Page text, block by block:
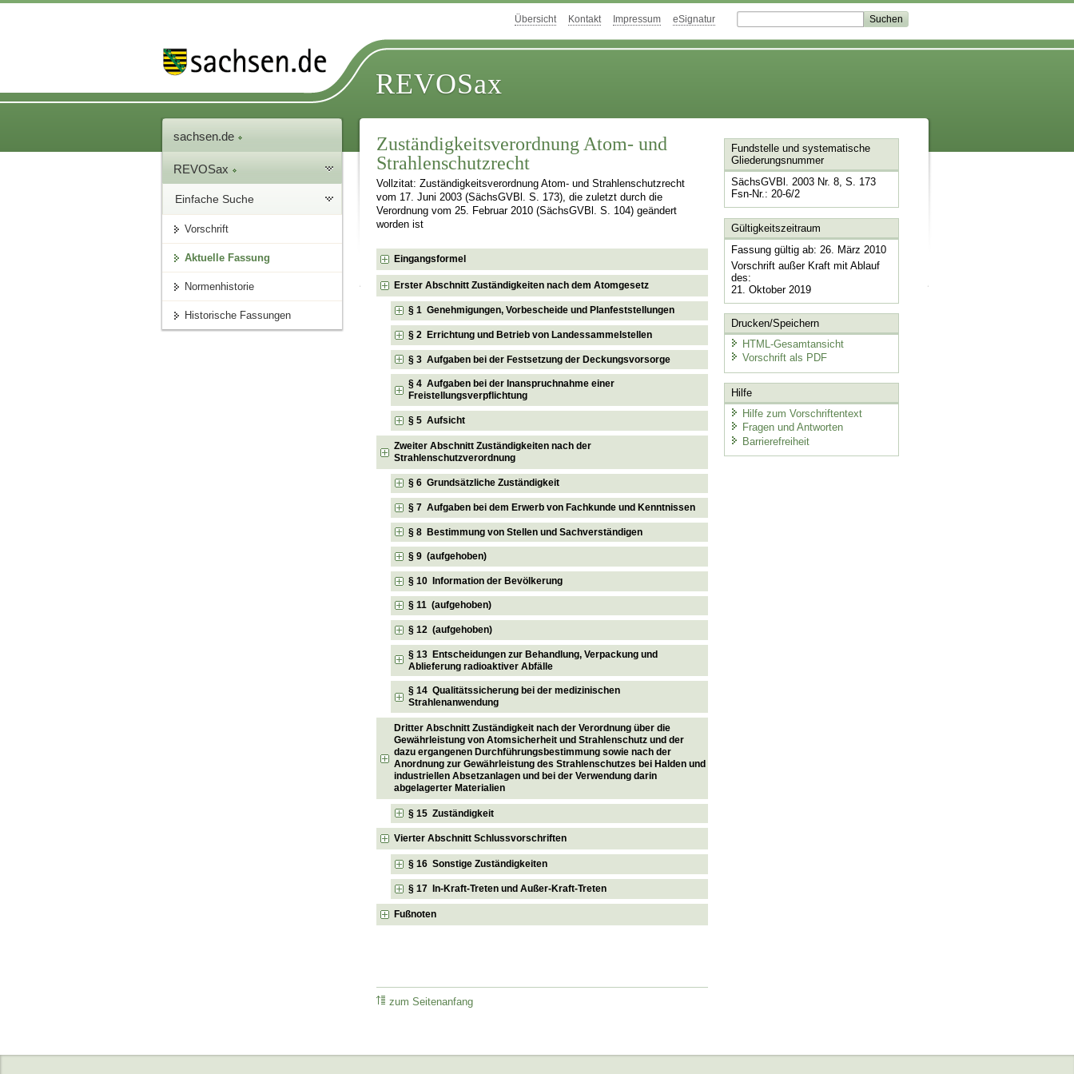
Übersicht Kontakt Impressum eSignatur
REVOSax
sachsen.de
REVOSax
Einfache Suche
Vorschrift
Aktuelle Fassung
Normenhistorie
Historische Fassungen
Zuständigkeitsverordnung Atom- und
Strahlenschutzrecht
Vollzitat: Zuständigkeitsverordnung Atom- und Strahlenschutzrecht
vom 17. Juni 2003 (SächsGVBl. S. 173), die zuletzt durch die
Verordnung vom 25. Februar 2010 (SächsGVBl. S. 104) geändert
worden ist
Eingangsformel
Erster Abschnitt Zuständigkeiten nach dem Atomgesetz
§ 1 Genehmigungen, Vorbescheide und Planfeststellungen
§ 2 Errichtung und Betrieb von Landessammelstellen
§ 3 Aufgaben bei der Festsetzung der Deckungsvorsorge
§ 4 Aufgaben bei der Inanspruchnahme einer
Freistellungsverpflichtung
§ 5 Aufsicht
Zweiter Abschnitt Zuständigkeiten nach der
Strahlenschutzverordnung
§ 6 Grundsätzliche Zuständigkeit
§ 7 Aufgaben bei dem Erwerb von Fachkunde und Kenntnissen
§ 8 Bestimmung von Stellen und Sachverständigen
§ 9 (aufgehoben)
§ 10 Information der Bevölkerung
§ 11 (aufgehoben)
§ 12 (aufgehoben)
§ 13 Entscheidungen zur Behandlung, Verpackung und
Ablieferung radioaktiver Abfälle
§ 14 Qualitätssicherung bei der medizinischen
Strahlenanwendung
Dritter Abschnitt Zuständigkeit nach der Verordnung über die
Gewährleistung von Atomsicherheit und Strahlenschutz und der
dazu ergangenen Durchführungsbestimmung sowie nach der
Anordnung zur Gewährleistung des Strahlenschutzes bei Halden und
industriellen Absetzanlagen und bei der Verwendung darin
abgelagerter Materialien
§ 15 Zuständigkeit
Vierter Abschnitt Schlussvorschriften
§ 16 Sonstige Zuständigkeiten
§ 17 In-Kraft-Treten und Außer-Kraft-Treten
Fußnoten
zum Seitenanfang
Fundstelle und systematische
Gliederungsnummer
SächsGVBl. 2003 Nr. 8, S. 173
Fsn-Nr.: 20-6/2
Gültigkeitszeitraum
Fassung gültig ab: 26. März 2010
Vorschrift außer Kraft mit Ablauf
des:
21. Oktober 2019
Drucken/Speichern
HTML-Gesamtansicht
Vorschrift als PDF
Hilfe
Hilfe zum Vorschriftentext
Fragen und Antworten
Barrierefreiheit